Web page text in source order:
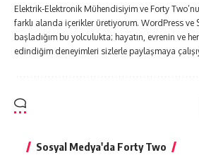
Elektrik-Elektronik Mühendisiyim ve Forty
farklı alanda içerikler üretiyorum. WordPress ve
başladığım bu yolculukta; hayatın, evrenin ve her
edindiğim deneyimleri sizlerle paylaşmaya
Sosyal Medya'da Forty Two